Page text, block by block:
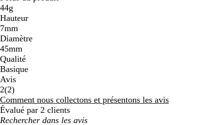
44g
Hauteur
7mm
Diamètre
45mm
Qualité
Basique
Avis
2(22
avis
)
Comment nous collectons et présentons les avis
Évalué par 2 clients
Mes